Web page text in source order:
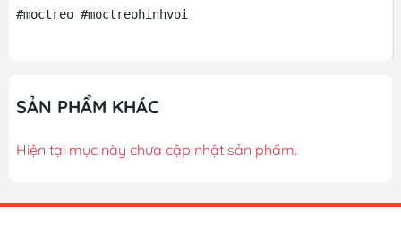
#moctreo #moctreohinhvoi
SẢN PHẨM KHÁC
Hiện tại mục này chưa cập nhật sản phẩm.